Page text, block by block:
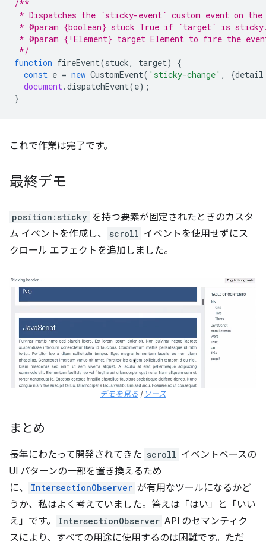
/**
* Dispatches the `sticky-event` custom event on
* @param {boolean} stuck True if `target` is
* @param {!Element} target Element to fire the
*/
function fireEvent(stuck, target)
{
const e = new CustomEvent( 'sticky-change' , {detail
document .dispatchEvent(e);
}
これで作業は完了です。
最終デモ
position:sticky を持つ要素が固定されたときのカスタ
ム イベントを作成し、
scroll イベントを使用せずにス
クロール エフェクトを追加しました。
デモを見る | ソース
まとめ
長年にわたって開発されてきた scroll イベントベースの
UI パターンの一部を置き換えるため
に、
IntersectionObserver が有用なツールになるかど
うか、私はよく考えていました。答えは「はい」と「いい
え」です。
IntersectionObserver API のセマンティク
スにより、すべての用途に使用するのは困難です。ただ